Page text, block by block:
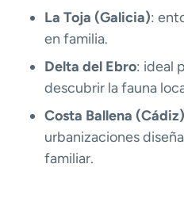
La Toja (Galicia):
en familia.
Delta del Ebro: ideal
descubrir la fauna
Costa Ballena (Cádiz)
urbanizaciones
familiar.